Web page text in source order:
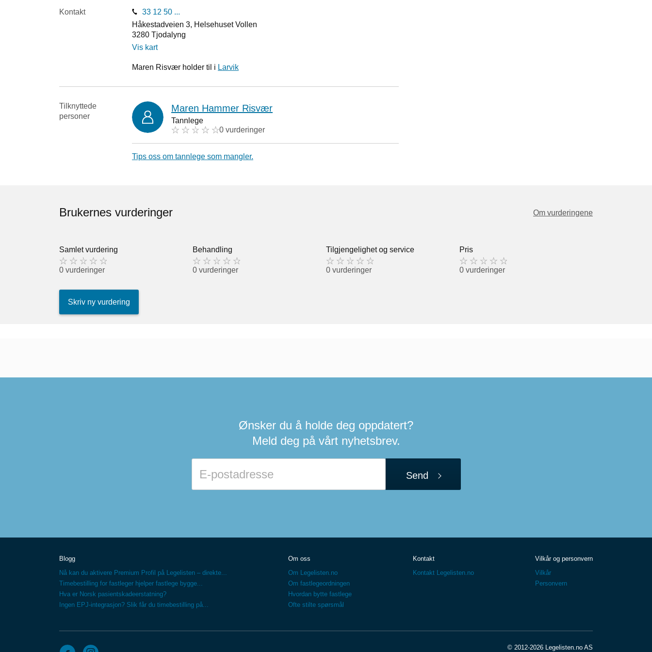
Kontakt
33 12 50 ...
Håkestadveien 3, Helsehuset Vollen
3280 Tjodalyng
Vis kart
Maren Risvær holder til i Larvik
Tilknyttede
personer
Maren Hammer Risvær
Tannlege
0 vurderinger
Tips oss om tannlege som mangler.
Brukernes vurderinger Om vurderingene
Samlet vurdering
0 vurderinger
Behandling
0 vurderinger
Tilgjengelighet og service
0 vurderinger
Pris
0 vurderinger
Skriv ny vurdering
Ønsker du å holde deg oppdatert?
Meld deg på vårt nyhetsbrev.
Send
Blogg
Nå kan du aktivere Premium Profil på Legelisten – direkte...
Timebestilling for fastleger hjelper fastlege bygge...
Hva er Norsk pasientskadeerstatning?
Ingen EPJ-integrasjon? Slik får du timebestilling på...
Om oss
Om Legelisten.no
Om fastlegeordningen
Hvordan bytte fastlege
Ofte stilte spørsmål
Kontakt
Kontakt Legelisten.no
Vilkår og personvern
Vilkår
Personvern
© 2012-2026 Legelisten.no AS